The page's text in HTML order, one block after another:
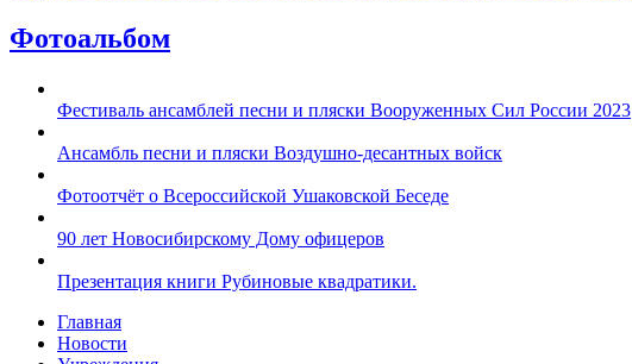
Фотоальбом
Фестиваль ансамблей песни и пляски Вооруженных Сил России 2023
Ансамбль песни и пляски Воздушно-десантных войск
Фотоотчёт о Всероссийской Ушаковской Беседе
90 лет Новосибирскому Дому офицеров
Презентация книги Рубиновые квадратики.
Главная
Новости